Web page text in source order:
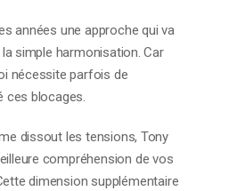
années une approche qui va
simple harmonisation. Car
nécessite parfois de
ces blocages.
dissout les tensions, Tony
compréhension de vos
dimension supplémentaire